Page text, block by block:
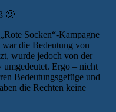
🙂
Socken“-Kampagne
die Bedeutung von
wurde jedoch von der
Ergo – nicht
Bedeutungsgefüge und
die Rechten keine